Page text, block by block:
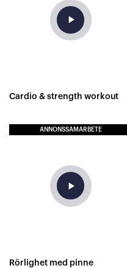
play_arrow
Cardio & strength workout
ANNONSSAMARBETE
play_arrow
Rörlighet med pinne